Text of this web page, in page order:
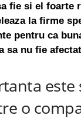
fie si el foarte
la firme
pentru ca
sa nu fie
o